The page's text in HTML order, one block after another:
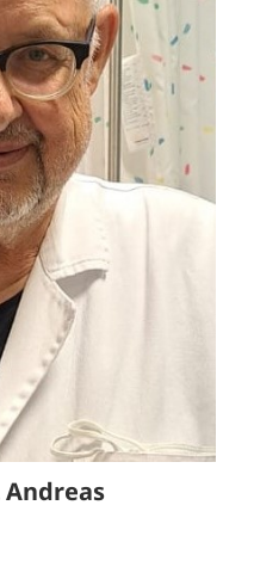
Andreas